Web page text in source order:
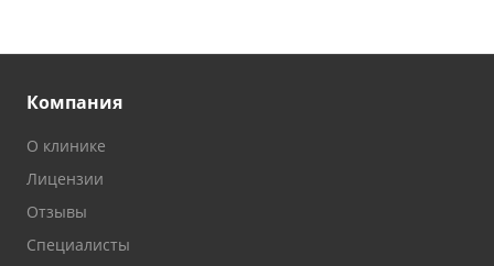
Компания
О клинике
Лицензии
Отзывы
Специалисты